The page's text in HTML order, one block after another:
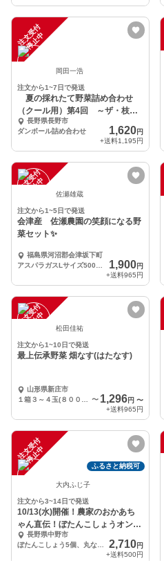
注
文
受
付
停
止
中
岡田一浩
注文から1~7日で発送
夏の採れたて野菜詰め合わせ
（クール用）第4回 ～ザ・枝豆
グランプリ～
長野県長野市
ダンボール詰め合わせ
1,620円
+送料1,195円
注
文
受
付
停
止
中 佐瀬雄蔵
注文から1~5日で発送
会津産 佐瀬農園の笑顔になる野
菜セット✨
福島県河沼郡会津坂下町
1,900円
+送料965円
注
文
受
付
停
止
中 松田佳祐
注文から1~10日で発送
最上伝承野菜 畑なす(はたなす)
山形県新庄市
〜 1,296円 〜
+送料965円
注
文
受
付
停
止
中
ふるさと納税可
大内ふじ子
注文から3~14日で発送
10/13(水)開催！農家のおかあち
ゃん直伝！ぼたんこしょうオンラ
イン料理教室！
長野県中野市
2,710円
+送料500円